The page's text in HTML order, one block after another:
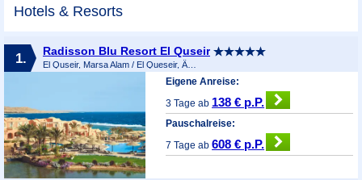
Hotels & Resorts
1. Radisson Blu Resort El Quseir
El Quseir, Marsa Alam / El Queseir, Ägypten
Eigene Anreise:
3 Tage ab 138 € p.P.
Pauschalreise:
7 Tage ab608 € p.P.